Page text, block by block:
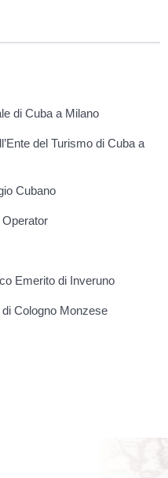
di Cuba a Milano
del Turismo di Cuba a
Cubano
Emerito di Inveruno
Cologno Monzese